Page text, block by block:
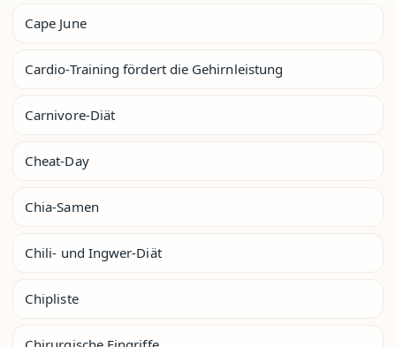
Cape June
Cardio-Training fördert die Gehirnleistung
Carnivore-Diät
Cheat-Day
Chia-Samen
Chili- und Ingwer-Diät
Chipliste